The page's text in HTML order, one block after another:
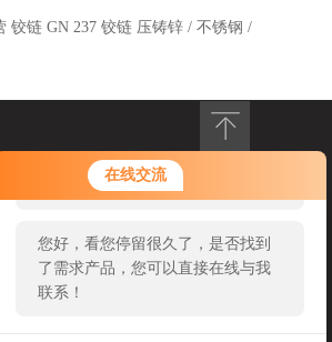
在线交流
您好！欢迎前来咨询，很高兴为您
服务，请问您要咨询什么问题呢？
您好，看您停留很久了，是否找到
了需求产品，您可以直接在线与我
联系！
铰链 GN 237 铰链 压铸锌 / 不锈钢 /
248号漕河泾光华园1号楼1201
联系我们